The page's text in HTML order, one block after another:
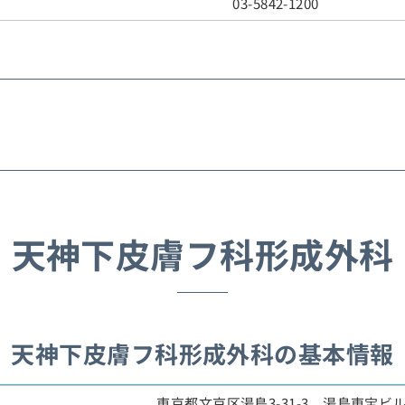
天神下皮膚フ科形成外科
天神下皮膚フ科形成外科の基本情報